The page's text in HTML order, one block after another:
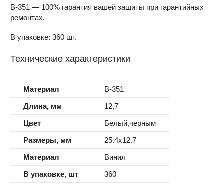
B-351 — 100% гарантия вашей защиты при гарантийных
ремонтах.
В упаковке: 360 шт.
Технические характеристики
Материал
B-351
Длина, мм
12,7
Цвет
Белый,черным
Размеры, мм
25.4x12.7
Материал
Винил
В упаковке, шт
360